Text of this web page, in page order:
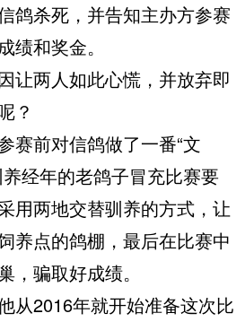
鸽杀死，并告知主办方参赛
绩和奖金。
两人如此心慌，并放弃即
？
前对信鸽做了一番“文
经年的老鸽子冒充比赛要
用两地交替驯养的方式，让
养点的鸽棚，最后在比赛中
，骗取好成绩。
2016年就开始准备这次比